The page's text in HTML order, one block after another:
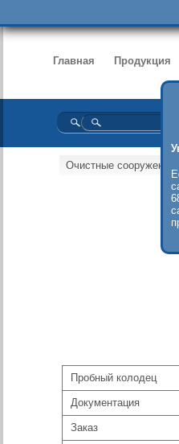
Главная Продукция
Очистные сооружения
Пробный колодец
Документация
Заказ